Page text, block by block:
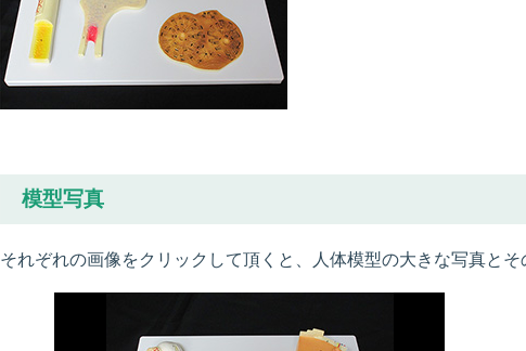
模型写真
それぞれの画像をクリックして頂くと、人体模型の大きな写真とそ